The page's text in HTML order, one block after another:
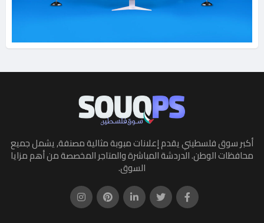
أكبر سوق فلسطيني يقدم إعلانات مبوبة مثالية مصنفة, يشمل جميع
محافظات الوطن. الدردشة المباشرة والمتاجر المخصصة من أهم مزايا
السوق.